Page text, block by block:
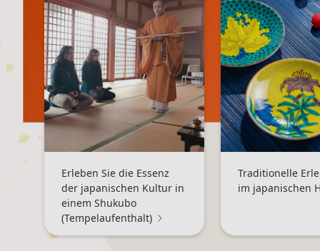
Erleben Sie die Essenz
der japanischen Kultur in
einem Shukubo
(Tempelaufenthalt)
Traditionelle
im japanischen